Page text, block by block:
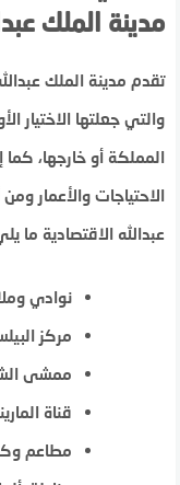
مدينة الملك
تقدم مدينة الملك
والتي جعلتها الاختيار
المملكة أو خارجها، كما
الاحتياجات والأعمار
عبدالله الاقتصادية ما
نوادي
مركز
ممشى
قناة
مطاعم